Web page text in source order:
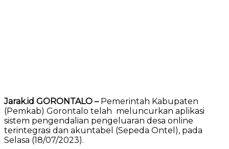
Jarak.id GORONTALO –Pemerintah Kabupaten
(Pemkab) Gorontalo telah meluncurkan aplikasi
sistem pengendalian pengeluaran desa online
terintegrasi dan akuntabel (Sepeda Ontel), pada
Selasa (18/07/2023).